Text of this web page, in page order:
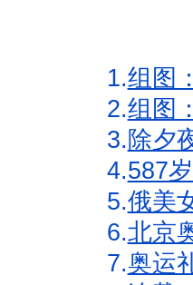
1.组图
2.组图
3. 除夕
4.587
5.俄美
6.北京
7.奥运